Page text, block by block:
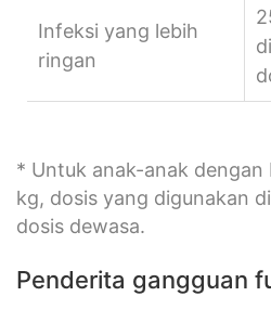
Infeksi yang lebih
ringan
* Untuk anak-anak
kg, dosis yang digunakan
dosis dewasa.
Penderita gangguan